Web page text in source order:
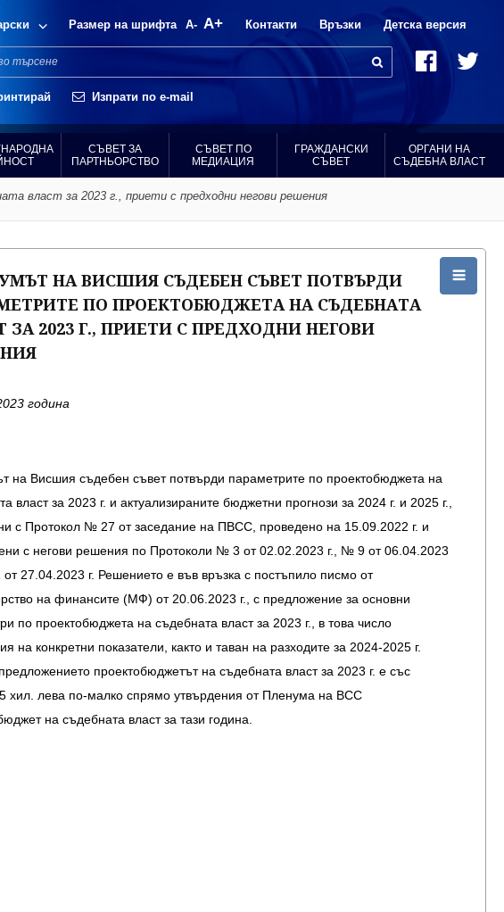
Размер на шрифта A- A+ Контакти Връзки Детска версия
Изпрати по e-mail
СЪВЕТ ЗА
ПАРТНЬОРСТВО
СЪВЕТ ПО
МЕДИАЦИЯ
ГРАЖДАНСКИ
СЪВЕТ
ОРГАНИ НА
СЪДЕБНА ВЛАСТ
власт за 2023 г., приети с предходни негови решения
НА ВИСШИЯ СЪДЕБЕН СЪВЕТ ПОТВЪРДИ
ПО ПРОЕКТОБЮДЖЕТА НА СЪДЕБНАТА
ЗА 2023 Г., ПРИЕТИ С ПРЕДХОДНИ НЕГОВИ
година
на Висшия съдебен съвет потвърди параметрите по проектобюджета на
власт за 2023 г. и актуализираните бюджетни прогнози за 2024 г. и 2025 г.,
с Протокол № 27 от заседание на ПВСС, проведено на 15.09.2022 г. и
с негови решения по Протоколи № 3 от 02.02.2023 г., № 9 от 06.04.2023
27.04.2023 г. Решението е във връзка с постъпило писмо от
на финансите (МФ) от 20.06.2023 г., с предложение за основни
по проектобюджета на съдебната власт за 2023 г., в това число
на конкретни показатели, както и таван на разходите за 2024-2025 г.
проектобюджетът на съдебната власт за 2023 г. е със
хил. лева по-малко спрямо утвърдения от Пленума на ВСС
на съдебната власт за тази година.